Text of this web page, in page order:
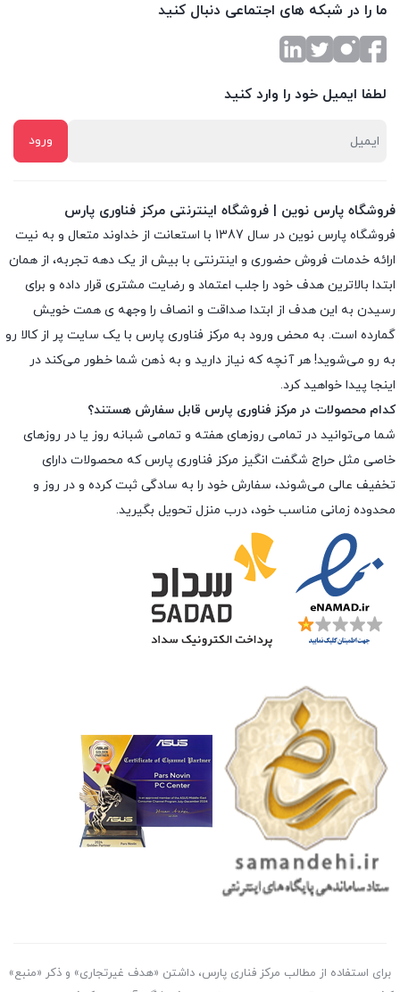
ما را در شبکه های اجتماعی دنبال کنید
لطفا ایمیل خود را وارد کنید
فروشگاه پارس نوین | فروشگاه اینترنتی مرکز فناوری پارس
فروشگاه پارس نوین در سال 1387 با استعانت از خداوند متعال و به نیت
ارائه خدمات فروش حضوری و اینترنتی با بیش از یک دهه تجربه، از همان
ابتدا بالاترین هدف خود را جلب اعتماد و رضایت مشتری قرار داده و براى
رسیدن به این هدف از ابتدا صداقت و انصاف را وجهه ى همت خویش
گمارده است. به محض ورود به مرکز فناوری پارس با یک سایت پر از کالا رو
به رو می‌شوید! هر آنچه که نیاز دارید و به ذهن شما خطور می‌کند در
اینجا پیدا خواهید کرد.
کدام محصولات در مرکز فناوری پارس قابل سفارش هستند؟
شما می‌توانید در تمامی روزهای هفته و تمامی شبانه روز یا در روزهای
خاصی مثل حراج شگفت انگیز مرکز فناوری پارس که محصولات دارای
تخفیف عالی می‌شوند، سفارش خود را به سادگی ثبت کرده و در روز و
محدوده زمانی مناسب خود، درب منزل تحویل بگیرید.
برای استفاده از مطالب مرکز فناری پارس، داشتن «هدف غیرتجاری» و ذکر «منبع»